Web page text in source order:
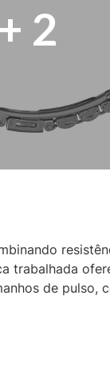
+ 2
trabalhada
de pulso,